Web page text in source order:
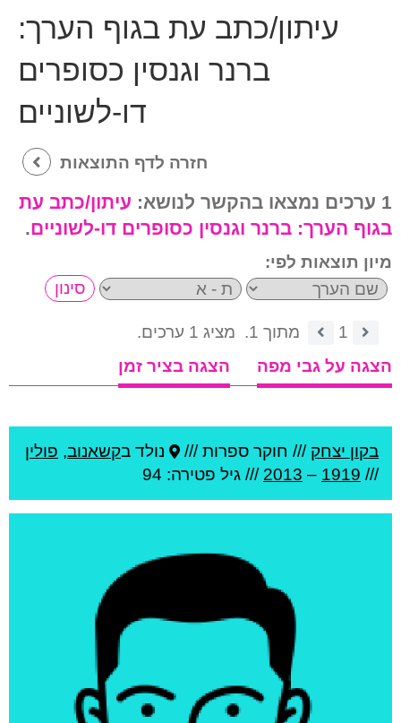
עיתון/כתב עת בגוף הערך:
ברנר וגנסין כסופרים
דו-לשוניים
חזרה לדף התוצאות
1 ערכים נמצאו בהקשר לנושא:
עיתון/כתב עת
בגוף הערך: ברנר וגנסין כסופרים דו-לשוניים.
מיון תוצאות לפי:
1 מתוך 1.
מציג 1 ערכים.
הצגה על גבי מפה
הצגה בציר זמן
בקון יצחק /// חוקר ספרות /// נולד בקשאנוב, פולין
///
1919
–
2013 /// גיל פטירה: 94